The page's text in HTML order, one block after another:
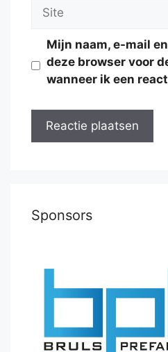
Site
Mijn naam, e-mail
deze browser voor
wanneer ik een
Sponsors